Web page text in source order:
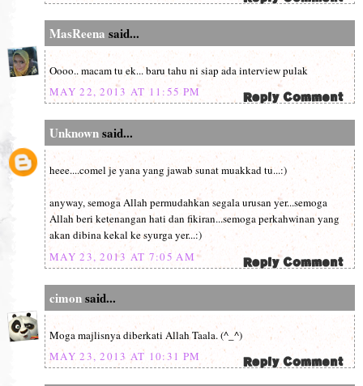
MasReena said...
Oooo.. macam tu ek... baru tahu ni siap ada interview pulak
MAY 22, 2013 AT 11:55 PM
Unknownsaid...
heee....comel je yana yang jawab sunat muakkad tu...:)
anyway, semoga Allah permudahkan segala urusan yer...semoga
Allah beri ketenangan hati dan fikiran...semoga perkahwinan yang
akan dibina kekal ke syurga yer...:)
MAY 23, 2013 AT 7:05 AM
cimonsaid...
Moga majlisnya diberkati Allah Taala. (^_^)
MAY 23, 2013 AT 10:31 PM